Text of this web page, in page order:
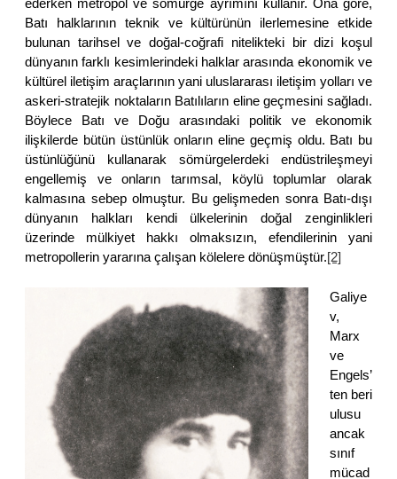
ederken metropol ve sömürge ayrımını kullanır. Ona göre,
Batı halklarının teknik ve kültürünün ilerlemesine etkide
bulunan tarihsel ve doğal-coğrafi nitelikteki bir dizi koşul
dünyanın farklı kesimlerindeki halklar arasında ekonomik ve
kültürel iletişim araçlarının yani uluslararası iletişim yolları ve
askeri-stratejik noktaların Batılıların eline geçmesini sağladı.
Böylece Batı ve Doğu arasındaki politik ve ekonomik
ilişkilerde bütün üstünlük onların eline geçmiş oldu. Batı bu
üstünlüğünü kullanarak sömürgelerdeki endüstrileşmeyi
engellemiş ve onların tarımsal, köylü toplumlar olarak
kalmasına sebep olmuştur. Bu gelişmeden sonra Batı-dışı
dünyanın halkları kendi ülkelerinin doğal zenginlikleri
üzerinde mülkiyet hakkı olmaksızın, efendilerinin yani
metropollerin yararına çalışan kölelere dönüşmüştür.[2]
Galiye
v,
Marx
ve
Engels’
ten beri
ulusu
ancak
sınıf
mücad